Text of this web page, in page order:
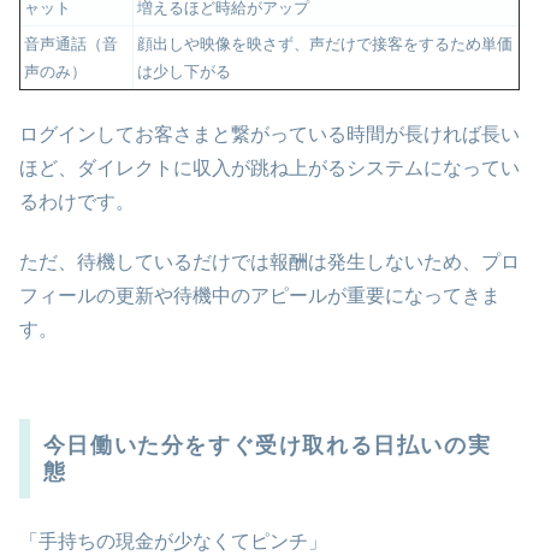
ャット
増えるほど時給がアップ
音声通話（音
声のみ）
顔出しや映像を映さず、声だけで接客をするため単価
は少し下がる
ログインしてお客さまと繋がっている時間が長ければ長い
ほど、ダイレクトに収入が跳ね上がるシステムになってい
るわけです。
ただ、待機しているだけでは報酬は発生しないため、プロ
フィールの更新や待機中のアピールが重要になってきま
す。
今日働いた分をすぐ受け取れる日払いの実
態
「手持ちの現金が少なくてピンチ」